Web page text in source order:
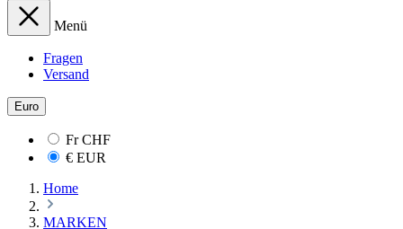
Menü
Fragen
Versand
Euro
FrCHF
€ EUR
Home
MARKEN